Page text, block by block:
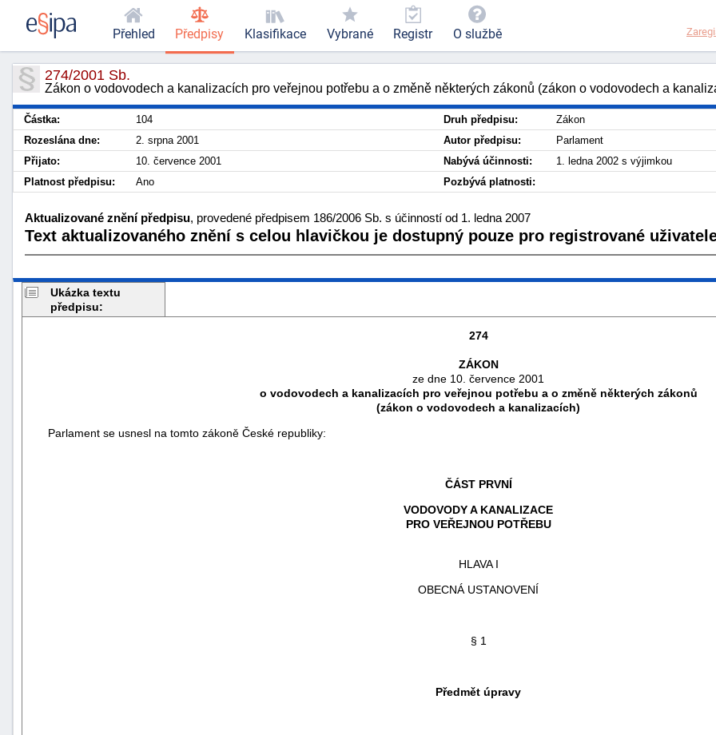
274/2001 Sb.
Zákon o vodovodech a kanalizacích pro veřejnou potřebu a o změně některých zákonů (zákon o vodovodech a
Částka: 104 Druh předpisu:
Zákon
Rozeslána dne:
2. srpna 2001 Autor předpisu:
Parlament
Přijato:
10. července 2001 Nabývá účinnosti:
1. ledna 2002 s výjimkou
Platnost předpisu:
Ano Pozbývá platnosti:
Aktualizované znění předpisu, provedené předpisem 186/2006 Sb. s účinností od 1. ledna 2007
Text aktualizovaného znění s celou hlavičkou je dostupný pouze pro registrované
Ukázka textu
předpisu:
274
ZÁKON
ze dne 10. července 2001
o vodovodech a kanalizacích pro veřejnou potřebu a o změně některých zákonů
(zákon o vodovodech a kanalizacích)
Parlament se usnesl na tomto zákoně České republiky:
ČÁST PRVNÍ
VODOVODY A KANALIZACE
PRO VEŘEJNOU POTŘEBU
HLAVA I
OBECNÁ USTANOVENÍ
§ 1
Předmět úpravy
Přehled Předpisy Klasifikace Vybrané Registr O službě